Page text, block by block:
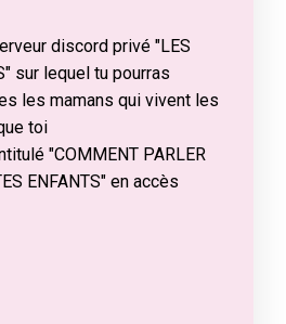
discord privé "LES
sur lequel tu pourras
les mamans qui vivent les
toi
"COMMENT PARLER
ENFANTS" en accès